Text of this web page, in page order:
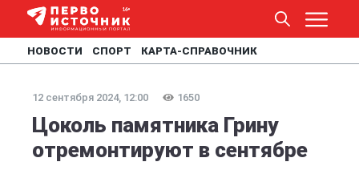
НОВОСТИ СПОРТ КАРТА-СПРАВОЧНИК
12 сентября 2024, 12:00 1650
Цоколь памятника Грину
отремонтируют в сентябре